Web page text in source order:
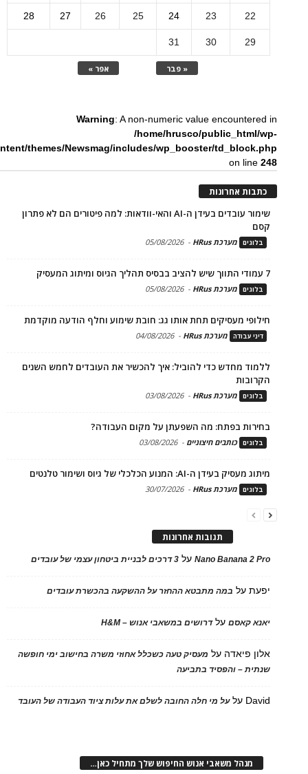
« פבר אפר »
22
23
24
25
26
27
28
29
30
31
Warning: A non-numeric value encountered in
/home/hrusco/public_html/wp-
themes/Newsmag/includes/wp_booster/td_block.php
on line248
כתבות אחרונות
שימור עובדים בעידן ה-AI והאי-וודאות: למה פיטורים הם לא פתרון
קסם
בלוגים מערכת HRus -
05/08/2026
7 עמודי התווך שיש להציב בבסיס תהליך הגיוס ומיתוג המעסיק
בלוגים מערכת HRus -
05/08/2026
חילופי מעסיקים תחת אותו גג: חובת שימוע וחלף הודעה מוקדמת
דיני עבודה מערכת HRus -
04/08/2026
ללמוד מחדש כדי להוביל: איך להכשיר את העובדים לחמש השנים
הקרובות
בלוגים מערכת HRus -
03/08/2026
בחירות בפתח: מה השפעתן על מקום העבודה?
בלוגים כותבים חיצוניים -
03/08/2026
מיתוג מעסיק בעידן ה-AI: המנוע הכלכלי של גיוס ושימור טלנטים
בלוגים מערכת HRus -
30/07/2026
תגובות אחרונות
Nano Banana 2 Proעל 3 דרכים לבניית ביטחון עצמי של עובדים
יפעתעל במה מתבטא ההחזר על ההשקעה בהכשרת עובדים
יאנא קאסםעלדרושים במשאבי אנוש – H&M
אלון פיאדה על מעסיק טעה כשכלל אחוזי משרה בחישוב ימי חופשה
שנתית – והפסיד בתביעה
David עלעל מי חלה החובה לשלם את עלות ציוד העבודה של העובד
מנהל משאבי אנוש החיפוש שלך מתחיל כאן…